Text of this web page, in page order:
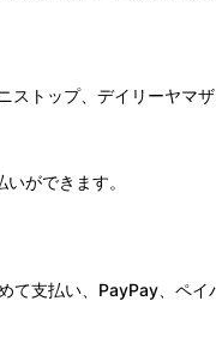
ストップ、デイリーヤマ
ができます。
て支払い、PayPay、ペ